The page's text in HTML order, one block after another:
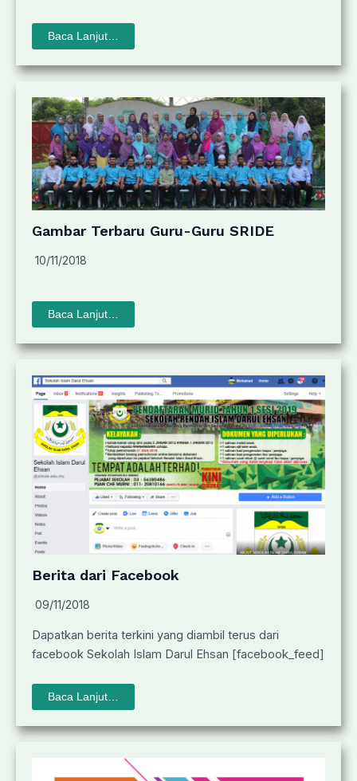
Baca Lanjut…
Gambar Terbaru Guru-Guru SRIDE
10/11/2018
Baca Lanjut…
Berita dari Facebook
09/11/2018
Dapatkan berita terkini yang diambil terus dari
facebook Sekolah Islam Darul Ehsan [facebook_feed]
Baca Lanjut…